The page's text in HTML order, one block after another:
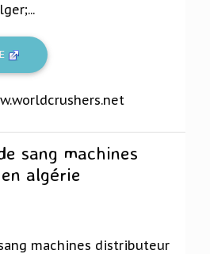
sang machines
algérie
machines distributeur